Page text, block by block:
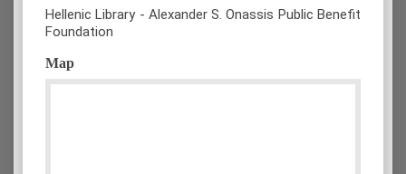
Hellenic Library - Alexander S. Onassis Public Benefit
Foundation
Map